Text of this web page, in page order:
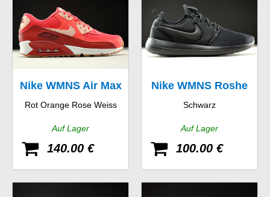
Nike WMNS Air Max
90 Essential
Rot Orange Rose Weiss
Auf Lager
140.00 €
Nike WMNS Roshe
Two
Schwarz
Auf Lager
100.00 €